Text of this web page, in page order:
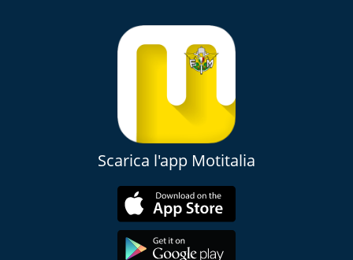
Scarica l'app Motitalia